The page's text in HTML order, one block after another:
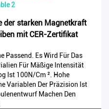
2
der starken Magnetkraft
mit CER-Zertifikat
Passend. Es Wird Für Das
Für Mäßige Intensität
Ist 100N/cm ². Hohe
Variablen Der Präzision Ist
Machen Den